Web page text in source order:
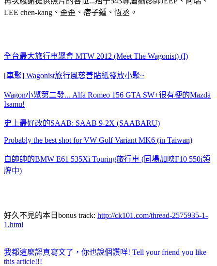
LEE chen-kang、歪歪、痞子鍾、恆丞。
全台最大旅行車聚會 MTW 2012 (Meet The Wagonist) (I)
[車聚] Wagonist旅行風慈善貼紙發放小聚~
Wagon小聚第二發... Alfa Romeo 156 GTA SW+很有梗的Mazda
Isamu!
史上最好改的SAAB: SAAB 9-2X (SAABARU)
Probably the best shot for VW Golf Variant MK6 (in Taiwan)
白帥帥的BMW E61 535Xi Touring旅行車 (同場加映F10 550i領
牌中)
好久不見的本日bonus track: http://ck101.com/thread-2575935-1-
1.html
我都這麼認真寫文了，你也說個讚咩! Tell your friend you like
this article!!!